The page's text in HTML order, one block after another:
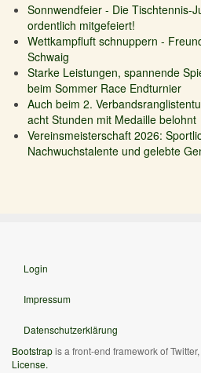
Sonnwendfeier - Die Tischtennis-
ordentlich mitgefeiert!
Wettkampfluft schnuppern -
Schwaig
Starke Leistungen, spannende
beim Sommer Race Endturnier
Auch beim 2.
acht Stunden mit Medaille belohnt
Vereinsmeisterschaft 2026:
Nachwuchstalente und gelebte
Login
Impressum
Datenschutzerklärung
Bootstrapis a front-end framework of
License.